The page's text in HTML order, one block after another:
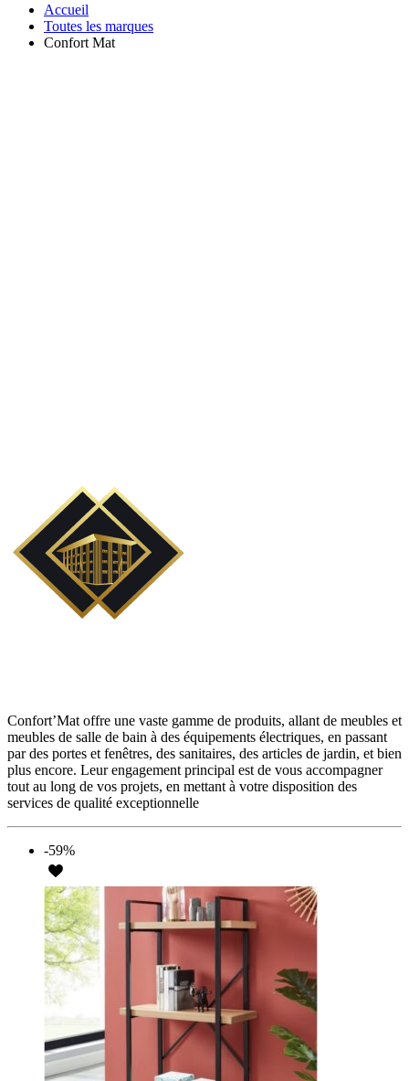
Accueil
Toutes les marques
Confort Mat
Confort’Mat offre une vaste gamme de produits, allant de meubles et
meubles de salle de bain à des équipements électriques, en passant
par des portes et fenêtres, des sanitaires, des articles de jardin, et bien
plus encore. Leur engagement principal est de vous accompagner
tout au long de vos projets, en mettant à votre disposition des
services de qualité exceptionnelle
-59%